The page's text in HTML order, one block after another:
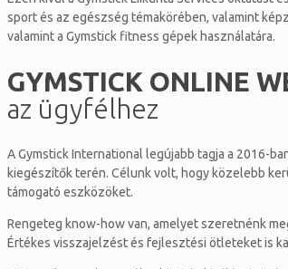
sport és az egészség témakörében, valamint
valamint a Gymstick fitness gépek használatára.
GYMSTICK ONLINE
az ügyfélhez
A Gymstick International legújabb tagja a 2016-
kiegészítők terén. Célunk volt, hogy közelebb
támogató eszközöket.
Rengeteg know-how van, amelyet szeretnénk
Értékes visszajelzést és fejlesztési ötleteket is